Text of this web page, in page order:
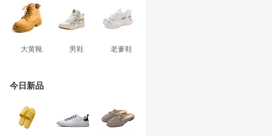
大黄靴 男鞋 老爹鞋
今日新品